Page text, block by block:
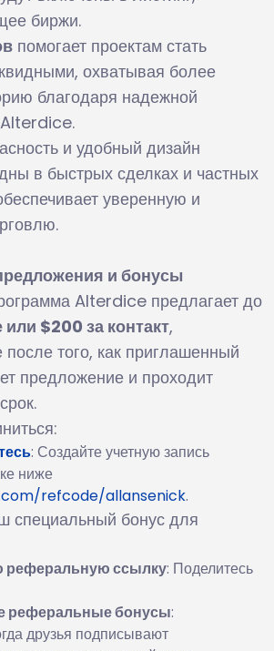
биржи.
помогает проектам стать
охватывая более
благодаря надежной
Alterdice.
и удобный дизайн
в быстрых сделках и частных
уверенную и
и бонусы
Alterdice предлагает до
$200 за контакт,
того, как приглашенный
предложение и проходит
: Создайте учетную запись
ниже
refcode/allansenick.
специальный бонус для
реферальную ссылку: Поделитесь
реферальные бонусы:
друзья подписывают